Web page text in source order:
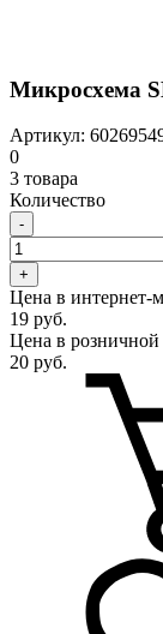
Микросхема
Артикул:
0
3 товара
Количество
-
+
Цена в интернет-
19 руб.
Цена в розничной
20 руб.